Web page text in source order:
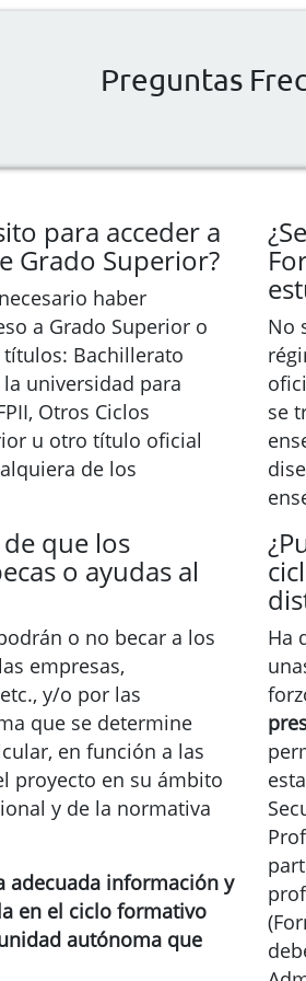
Preguntas
para acceder a
Grado Superior?
haber
a Grado Superior o
Bachillerato
la universidad para
Otros Ciclos
u otro título oficial
de los
que los
o ayudas al
o no becar a los
empresas,
y/o por las
que se determine
en función a las
proyecto en su ámbito
y de la normativa
adecuada información y
en el ciclo formativo
autónoma que
No
se
Ha